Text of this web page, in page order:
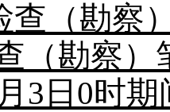
查（勘察
（勘察）
月 3 日 0时期